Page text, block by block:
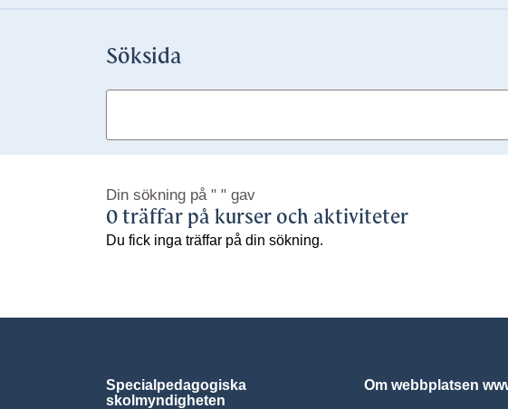
Söksida
Din sökning på " " gav
0 träffar på kurser och aktiviteter
Du fick inga träffar på din sökning.
Specialpedagogiska
skolmyndigheten
Om webbplatsen